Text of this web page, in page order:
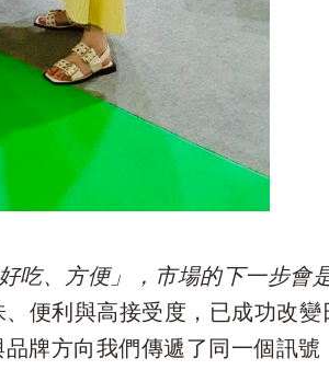
吃、方便」，市場的下一步會
、便利與高接受度，已成功改
牌方向我們傳遞了同一個訊號